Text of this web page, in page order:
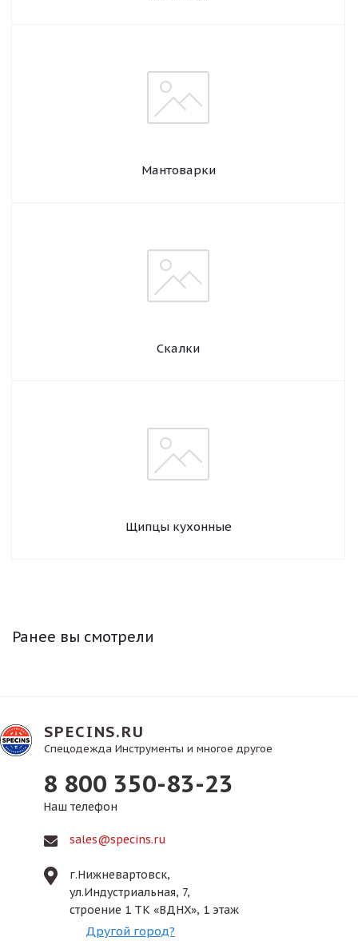
Мантоварки
Скалки
Щипцы кухонные
Ранее вы смотрели
SPECINS.RU
Спецодежда Инструменты и многое другое
8 800 350-83-23
Наш телефон
sales@specins.ru
г.Нижневартовск,
ул.Индустриальная, 7,
строение 1 ТК «ВДНХ», 1 этаж
Другой город?